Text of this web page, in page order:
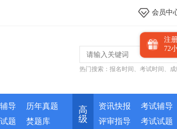
会员中
注
72
热门搜索： 报名时间 、 考试时间 、
导
历年真题
题
焚题库
高
级
资讯快报
考试辅导
评审指导
考试试题